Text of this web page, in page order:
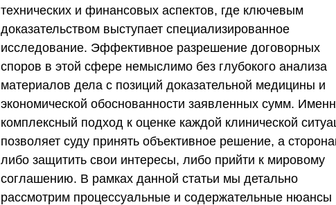
технических и финансовых аспектов, где ключевым
доказательством выступает специализированное
исследование. Эффективное разрешение договорных
споров в этой сфере немыслимо без глубокого анализа
материалов дела с позиций доказательной медицины и
экономической обоснованности заявленных сумм.
комплексный подход к оценке каждой клинической
позволяет суду принять объективное решение, а
либо защитить свои интересы, либо прийти к мировому
соглашению. В рамках данной статьи мы детально
рассмотрим процессуальные и содержательные нюансы